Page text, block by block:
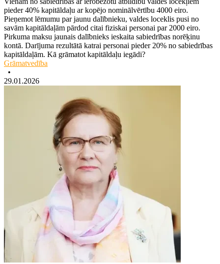
pieder 40% kapitāldaļu ar kopējo nominālvērtību 4000 eiro.
Pieņemot lēmumu par jaunu dalībnieku, valdes loceklis pusi no
savām kapitāldaļām pārdod citai fiziskai personai par 2000 eiro.
Pirkuma maksu jaunais dalībnieks ieskaita sabiedrības norēķinu
kontā. Darījuma rezultātā katrai personai pieder 20% no sabiedrības
kapitāldaļām. Kā grāmatot kapitāldaļu iegādi?
Grāmatvedība
•
29.01.2026